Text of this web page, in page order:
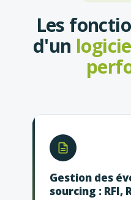
Les
d'un
Gestion des
sourcing : RFI,